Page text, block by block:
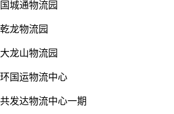
国城通物流园
乾龙物流园
大龙山物流园
环国运物流中心
共发达物流中心一期